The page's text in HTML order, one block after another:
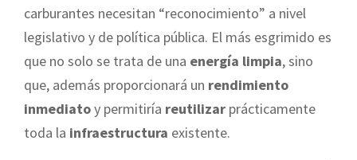
carburantes necesitan “reconocimiento” a nivel
legislativo y de política pública. El más esgrimido es
que no solo se trata de una energía limpia, sino
que, además proporcionará un rendimiento
inmediatoy permitiría reutilizar prácticamente
toda la infraestructura existente.